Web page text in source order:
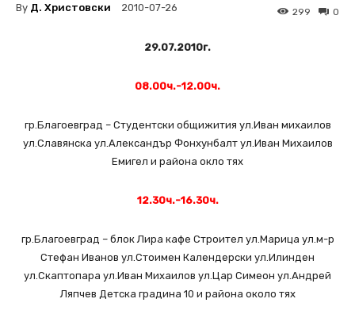
By Д. Христовски 2010-07-26 0
299
29.07.2010г.
08.00ч.-12.00ч.
гр.Благоевград – Студентски общижития ул.Иван михаилов
ул.Славянска ул.Александър Фонхунбалт ул.Иван Михаилов
Емигел и района окло тях
12.30ч.-16.30ч.
гр.Благоевград – блок Лира кафе Строител ул.Марица ул.м-р
Стефан Иванов ул.Стоимен Календерски ул.Илинден
ул.Скаптопара ул.Иван Михаилов ул.Цар Симеон ул.Андрей
Ляпчев Детска градина 10 и района около тях